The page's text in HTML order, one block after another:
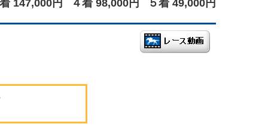
147,000円 ４着 98,000円 ５着 49,000円